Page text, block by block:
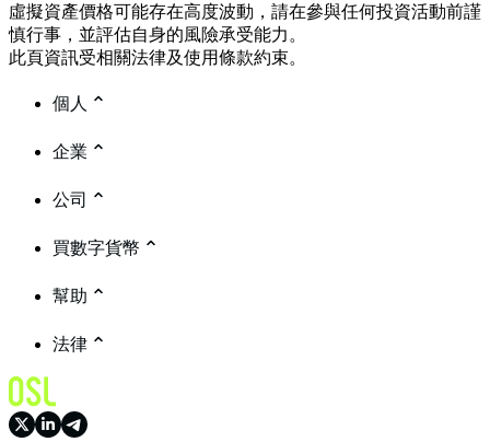
虛擬資產價格可能存在高度波動，請在參與任何投資活動前謹
慎行事，並評估自身的風險承受能力。
此頁資訊受相關法律及使用條款約束。
個人
企業
公司
買數字貨幣
幫助
法律